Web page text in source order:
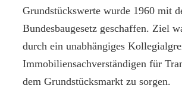
Grundstückswerte wurde 1960 mit
Bundesbaugesetz geschaffen. Ziel
durch ein unabhängiges
Immobiliensachverständigen für
dem Grundstücksmarkt zu sorgen.